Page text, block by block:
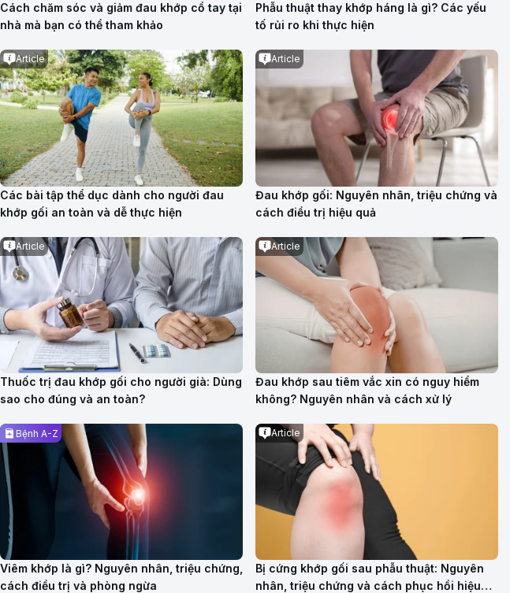
Cách chăm sóc và giảm đau khớp cổ tay tại
nhà mà bạn có thể tham khảo
Phẫu thuật thay khớp háng là gì? Các yếu
tố rủi ro khi thực hiện
Article
Các bài tập thể dục dành cho người đau
khớp gối an toàn và dễ thực hiện
Article
Đau khớp gối: Nguyên nhân, triệu chứng và
cách điều trị hiệu quả
Article
Thuốc trị đau khớp gối cho người già: Dùng
sao cho đúng và an toàn?
Article
Đau khớp sau tiêm vắc xin có nguy hiểm
không? Nguyên nhân và cách xử lý
Bệnh A-Z
Viêm khớp là gì? Nguyên nhân, triệu chứng,
cách điều trị và phòng ngừa
Article
Bị cứng khớp gối sau phẫu thuật: Nguyên
nhân, triệu chứng và cách phục hồi hiệu